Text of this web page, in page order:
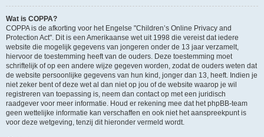
Wat is COPPA?
COPPA is de afkorting voor het Engelse "Children’s Online Privacy and
Protection Act". Dit is een Amerikaanse wet uit 1998 die vereist dat iedere
website die mogelijk gegevens van jongeren onder de 13 jaar verzamelt,
hiervoor de toestemming heeft van de ouders. Deze toestemming moet
schriftelijk of op een andere wijze gegeven worden, zodat de ouders weten dat
de website persoonlijke gegevens van hun kind, jonger dan 13, heeft. Indien je
niet zeker bent of deze wet al dan niet op jou of de website waarop je wil
registreren van toepassing is, neem dan contact op met een juridisch
raadgever voor meer informatie. Houd er rekening mee dat het phpBB-team
geen wettelijke informatie kan verschaffen en ook niet het aanspreekpunt is
voor deze wetgeving, tenzij dit hieronder vermeld wordt.